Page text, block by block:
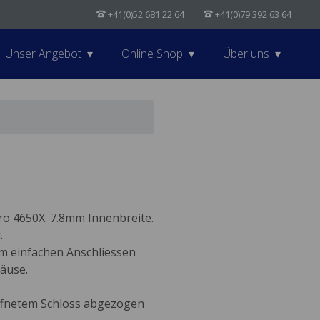
+41(0)52 681 22 64 +41(0)79 392 63 64
Unser Angebot Online Shop Über uns
4650X. 7.8mm Innenbreite.
einfachen Anschliessen
Schloss abgezogen